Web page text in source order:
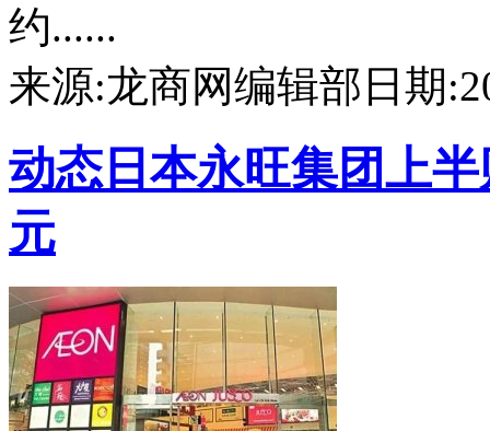
约......
来源:龙商网编辑部 日期
动态 日本永旺集团上
元